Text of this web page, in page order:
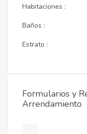
Habitaciones :
Baños :
Estrato :
Formularios y
Arrendamiento